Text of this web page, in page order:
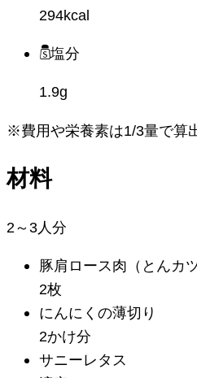
294kcal
塩分
1.9g
※費用や栄養素は1/3量で算
材料
2～3人分
豚肩ロース肉 （とんカ
2枚
にんにくの薄切り
2かけ分
サニーレタス